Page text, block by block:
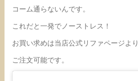
コーム通らないんです。
これだと一発でノーストレス！
お買い求めは当店公式リファページより
ご注文可能です。